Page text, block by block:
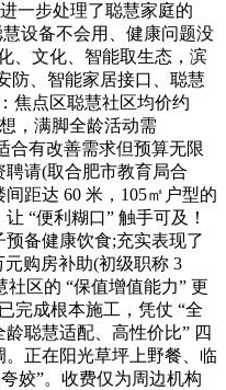
一步处理了聪慧家庭的
设备不会用、健康问题没
、文化、智能取生态，滨
防、智能家居接口、聪慧
焦点区聪慧社区均价约
，满脚全龄活动需
合有改善需求但预算无限
请(取合肥市教育局合
距达 60 米，105㎡户型的
“便利糊口” 触手可及！
备健康饮食;充实表现了
元购房补助(初级职称 3
区的 “保值增值能力” 更
成根本施工，凭仗 “全
聪慧适配、高性价比” 四
正在阳光草坪上野餐、临
姣”。收费仅为周边机构